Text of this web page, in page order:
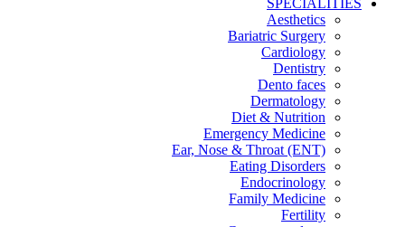
SPECIALITIES
Aesthetics
Bariatric Surgery
Cardiology
Dentistry
Dento faces
Dermatology
Diet & Nutrition
Emergency Medicine
Ear, Nose & Throat (ENT)
Eating Disorders
Endocrinology
Family Medicine
Fertility